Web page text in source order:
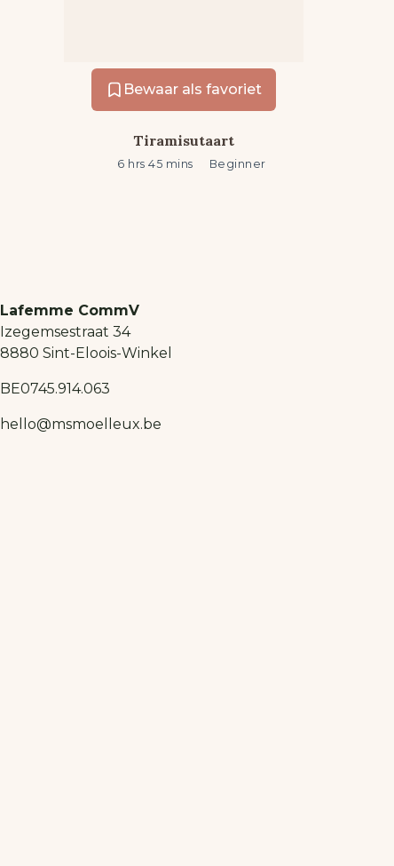
Tiramisutaart
6 hrs 45 mins Beginner
Lafemme CommV
Izegemsestraat 34
8880 Sint-Eloois-Winkel
BE0745.914.063
hello@msmoelleux.be